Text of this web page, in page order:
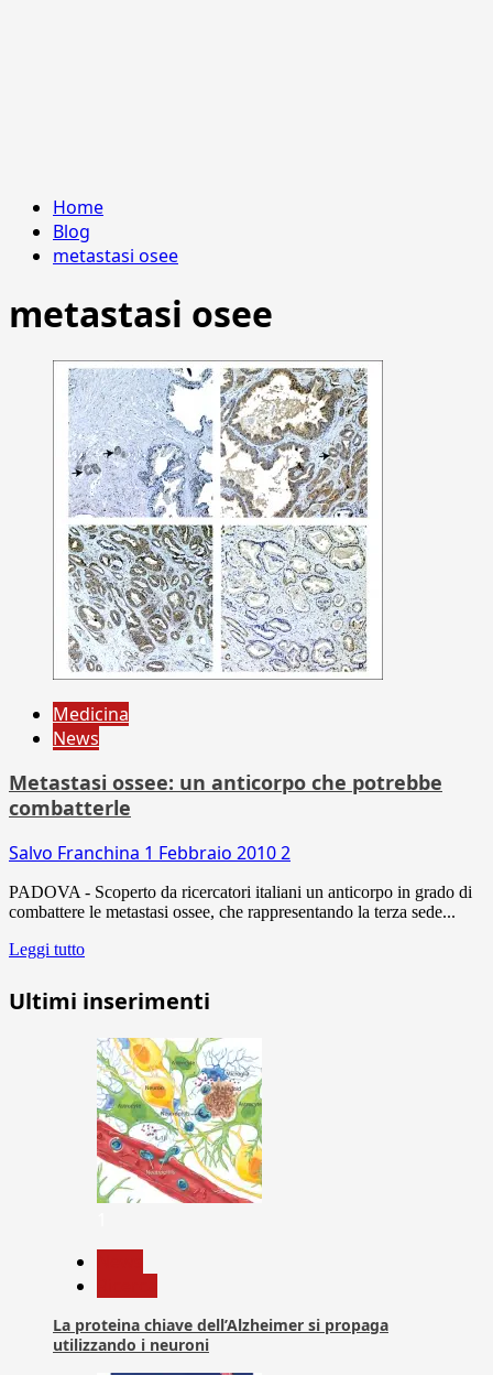
Home
Blog
metastasi osee
metastasi osee
Medicina
News
Metastasi ossee: un anticorpo che potrebbe
combatterle
Salvo Franchina 1 Febbraio 20102
PADOVA - Scoperto da ricercatori italiani un anticorpo in grado di
combattere le metastasi ossee, che rappresentando la terza sede...
Leggi tutto
Ultimi inserimenti
La proteina chiave dell’Alzheimer si propaga
utilizzando i neuroni